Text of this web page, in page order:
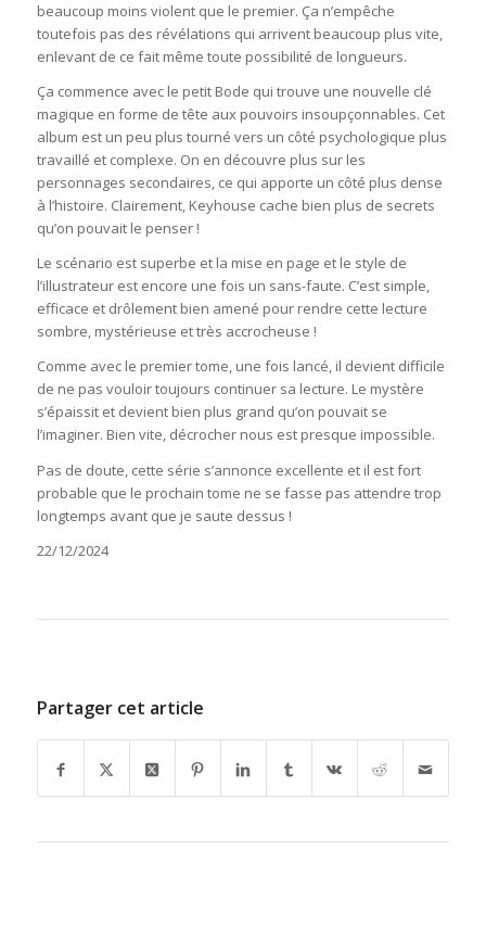
beaucoup moins violent que le premier. Ça n’empêche
toutefois pas des révélations qui arrivent beaucoup plus vite,
enlevant de ce fait même toute possibilité de longueurs.
Ça commence avec le petit Bode qui trouve une nouvelle clé
magique en forme de tête aux pouvoirs insoupçonnables. Cet
album est un peu plus tourné vers un côté psychologique plus
travaillé et complexe. On en découvre plus sur les
personnages secondaires, ce qui apporte un côté plus dense
à l’histoire. Clairement, Keyhouse cache bien plus de secrets
qu’on pouvait le penser !
Le scénario est superbe et la mise en page et le style de
l’illustrateur est encore une fois un sans-faute. C’est simple,
efficace et drôlement bien amené pour rendre cette lecture
sombre, mystérieuse et très accrocheuse !
Comme avec le premier tome, une fois lancé, il devient difficile
de ne pas vouloir toujours continuer sa lecture. Le mystère
s’épaissit et devient bien plus grand qu’on pouvait se
l’imaginer. Bien vite, décrocher nous est presque impossible.
Pas de doute, cette série s’annonce excellente et il est fort
probable que le prochain tome ne se fasse pas attendre trop
longtemps avant que je saute dessus !
22/12/2024
Partager cet article